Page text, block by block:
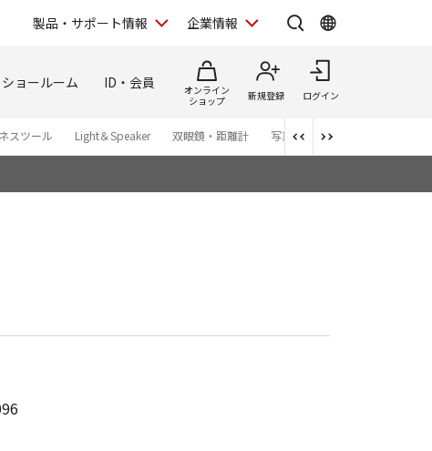
製品・サポート情報 企業情報
ショールーム ID・会員
オンライン
ショップ
新規登録 ログイン
スツール Light＆Speaker 双眼鏡・距離計 写真集 アプリ・ソフトウエ